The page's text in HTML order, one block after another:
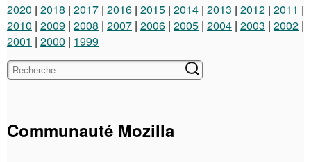
2020 2018 2017 2016 2015 2014 2013 2012 2011
2010 2009 2008 2007 2006 2005 2004 2003 2002
2001
2000 1999
Communauté Mozilla